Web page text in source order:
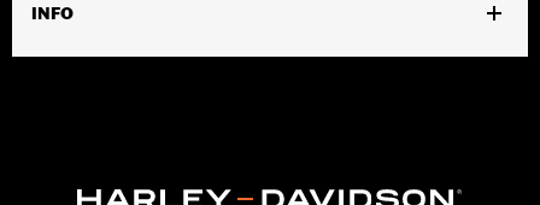
INFO